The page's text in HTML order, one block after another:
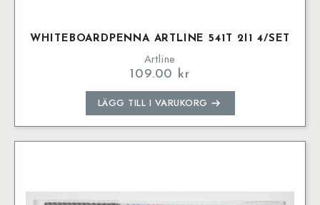
WHITEBOARDPENNA ARTLINE 541T 2I1 4/SET
Artline
109.00 kr
LÄGG TILL I VARUKORG